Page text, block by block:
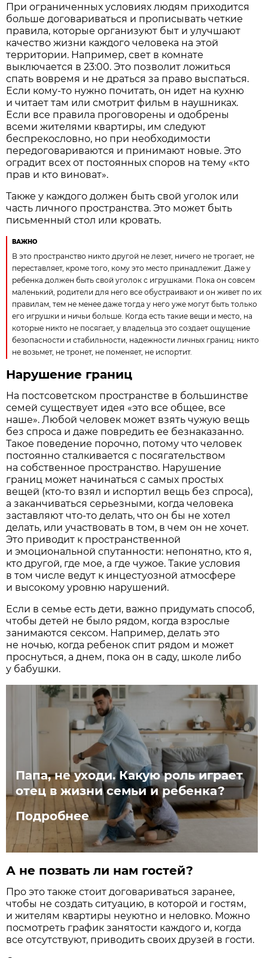
При ограниченных условиях людям приходится
больше договариваться и прописывать четкие
правила, которые организуют быт и улучшают
качество жизни каждого человека на этой
территории. Например, свет в комнате
выключается в 23:00. Это позволит ложиться
спать вовремя и не драться за право выспаться.
Если кому-то нужно почитать, он идет на кухню
и читает там или смотрит фильм в наушниках.
Если все правила проговорены и одобрены
всеми жителями квартиры, им следуют
беспрекословно, но при необходимости
передоговариваются и принимают новые. Это
оградит всех от постоянных споров на тему «кто
прав и кто виноват».
Также у каждого должен быть свой уголок или
часть личного пространства. Это может быть
письменный стол или кровать.
ВАЖНО
В это пространство никто другой не лезет, ничего не трогает, не
переставляет, кроме того, кому это место принадлежит. Даже у
ребенка должен быть свой уголок с игрушками. Пока он совсем
маленький, родители для него все обустраивают и он живет по их
правилам, тем не менее даже тогда у него уже могут быть только
его игрушки и ничьи больше. Когда есть такие вещи и место, на
которые никто не посягает, у владельца это создает ощущение
безопасности и стабильности, надежности личных границ: никто
не возьмет, не тронет, не поменяет, не испортит.
Нарушение границ
На постсоветском пространстве в большинстве
семей существует идея «это все общее, все
наше». Любой человек может взять чужую вещь
без спроса и даже повредить ее безнаказанно.
Такое поведение порочно, потому что человек
постоянно сталкивается с посягательством
на собственное пространство. Нарушение
границ может начинаться с самых простых
вещей (кто-то взял и испортил вещь без спроса),
а заканчиваться серьезными, когда человека
заставляют что-то делать, что он бы не хотел
делать, или участвовать в том, в чем он не хочет.
Это приводит к пространственной
и эмоциональной спутанности: непонятно, кто я,
кто другой, где мое, а где чужое. Такие условия
в том числе ведут к инцестуозной атмосфере
и высокому уровню нарушений.
Если в семье есть дети, важно придумать способ,
чтобы детей не было рядом, когда взрослые
занимаются сексом. Например, делать это
не ночью, когда ребенок спит рядом и может
проснуться, а днем, пока он в саду, школе либо
у бабушки.
Папа, не уходи. Какую роль играет
отец в жизни семьи и ребенка?
Подробнее
А не позвать ли нам гостей?
Про это также стоит договариваться заранее,
чтобы не создать ситуацию, в которой и гостям,
и жителям квартиры неуютно и неловко. Можно
посмотреть график занятости каждого и, когда
все отсутствуют, приводить своих друзей в гости.